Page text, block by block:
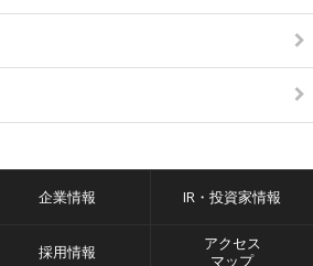
企業情報 IR・投資家情報
採用情報
アクセス
マップ